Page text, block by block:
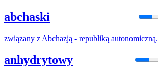
abchaski
związany z Abchazją - republiką autonomiczną.
anhydrytowy